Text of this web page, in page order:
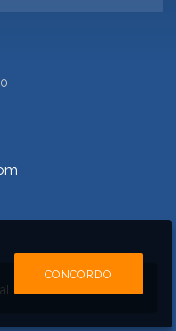
de Cerro Azul
CONCORDO